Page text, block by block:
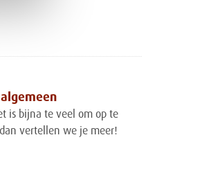
is bijna te veel om op te
vertellen we je meer!